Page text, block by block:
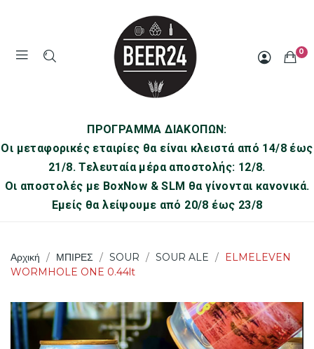
0
ΠΡΟΓΡΑΜΜΑ ΔΙΑΚΟΠΩΝ:
Οι μεταφορικές εταιρίες θα είναι κλειστά από 14/8 έως
21/8. Τελευταία μέρα αποστολής: 12/8.
Οι αποστολές με BoxNow & SLM θα γίνονται κανονικά.
Εμείς θα λείψουμε από 20/8 έως 23/8
Αρχική ΜΠΙΡΕΣ SOUR SOUR ALE
ELMELEVEN
WORMHOLE ONE 0.44lt